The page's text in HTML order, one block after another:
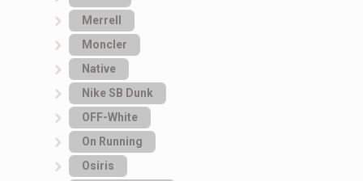
Merrell
Moncler
Native
Nike SB Dunk
OFF-White
On Running
Osiris